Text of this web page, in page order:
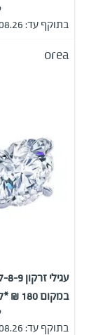
בתוקף עד: 31.08.26
orea
במקום 180 ₪ *ליד ארומה שער אילון
בתוקף עד: 31.08.26